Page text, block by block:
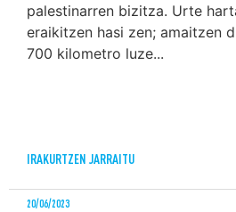
palestinarren bizitza. Urte
eraikitzen hasi zen; amaitzen
700 kilometro luze...
IRAKURTZEN JARRAITU
20/06/2023